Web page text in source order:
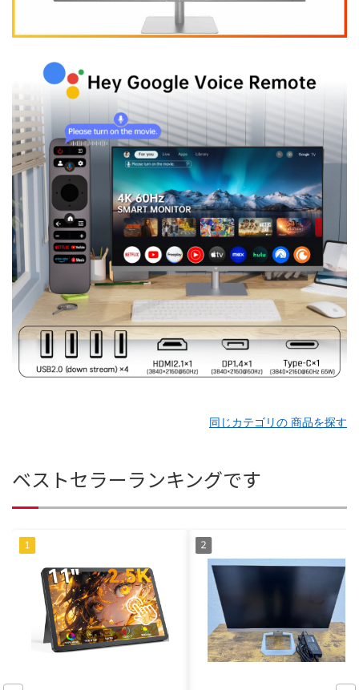
同じカテゴリの 商品を探す
ベストセラーランキングです